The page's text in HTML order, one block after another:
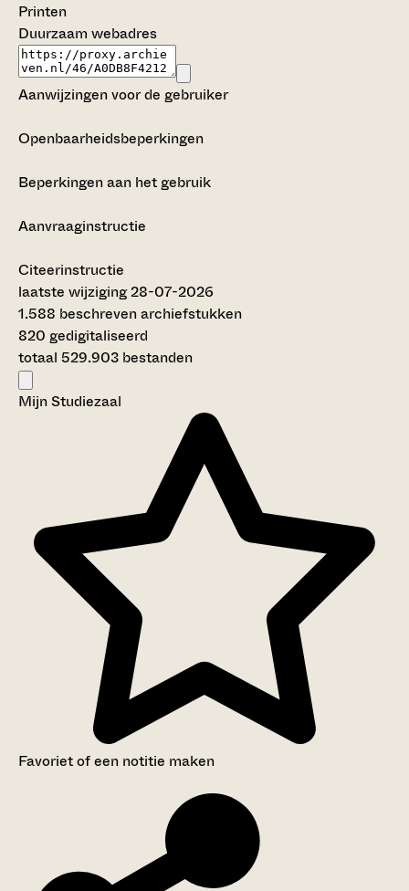
Printen
Duurzaam webadres
Aanwijzingen voor de gebruiker
Openbaarheidsbeperkingen
Beperkingen aan het gebruik
Aanvraaginstructie
Citeerinstructie
laatste wijziging 28-07-2026
1.588 beschreven archiefstukken
820 gedigitaliseerd
totaal 529.903 bestanden
Mijn Studiezaal
Favoriet of een notitie maken